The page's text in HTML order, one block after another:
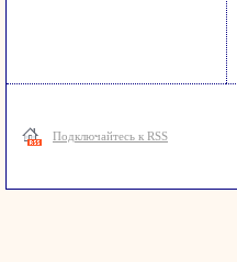
Подключайтесь к RSS